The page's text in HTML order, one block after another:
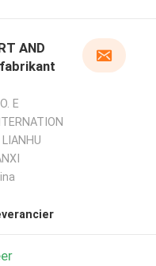
AND
fabrikant
E
LIANHU